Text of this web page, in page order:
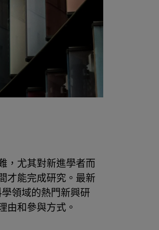
，尤其對新進學者而
才能完成研究。最新
領域的熱門新興研
由和參與方式。